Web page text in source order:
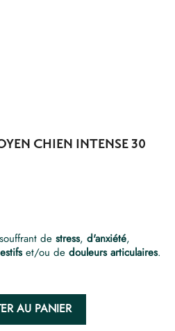
CHIEN INTENSE 30
de stress, d'anxiété,
et/ou de douleurs articulaires.
AU PANIER